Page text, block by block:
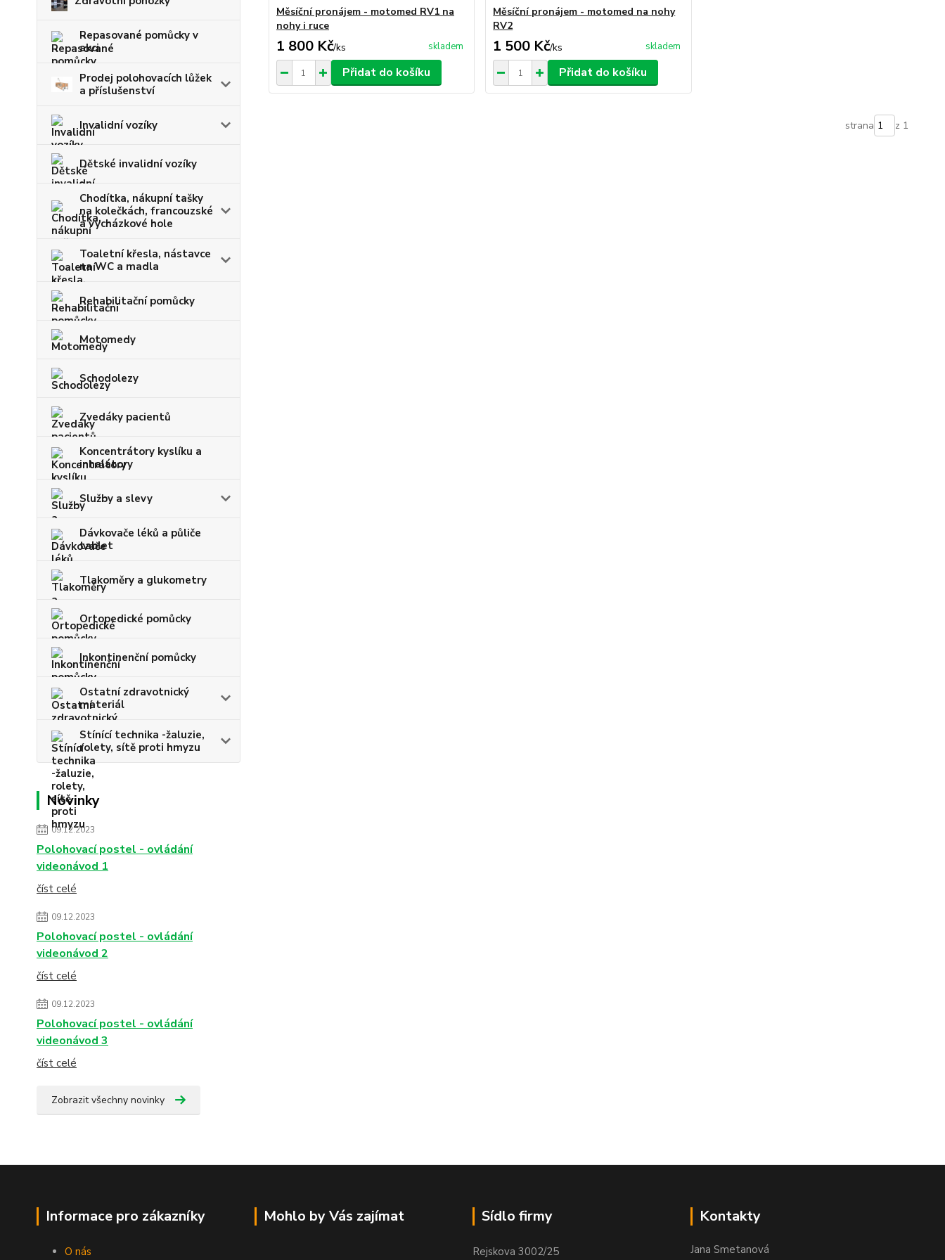
Repasované pomůcky v
akci
Prodej polohovacích lůžek
a příslušenství
Invalidní vozíky
Dětské invalidní vozíky
Chodítka, nákupní tašky
na kolečkách, francouzské
a vycházkové hole
Toaletní křesla, nástavce
na WC a madla
Rehabilitační pomůcky
Motomedy
Schodolezy
Zvedáky pacientů
Koncentrátory kyslíku a
inhalátory
Služby a slevy
Dávkovače léků a půliče
tablet
Tlakoměry a glukometry
Ortopedické pomůcky
Inkontinenční pomůcky
Ostatní zdravotnický
materiál
Stínící technika -žaluzie,
rolety, sítě proti hmyzu
Novinky
09.12.2023
Polohovací postel - ovládání
videonávod 1
číst celé
09.12.2023
Polohovací postel - ovládání
videonávod 2
číst celé
09.12.2023
Polohovací postel - ovládání
videonávod 3
číst celé
Zobrazit všechny novinky
Měsíční pronájem - motomed RV1 na
nohy i ruce
1 800 Kč/ks skladem
Přidat do košíku
Měsíční pronájem - motomed na nohy
RV2
1 500 Kč/ks skladem
Přidat do košíku
strana z 1
Informace pro zákazníky
O nás
Mohlo by Vás zajímat Sídlo firmy
Rejskova 3002/25
Kontakty
Jana Smetanová